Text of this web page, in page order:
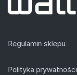
Regulamin sklepu
Polityka prywatności